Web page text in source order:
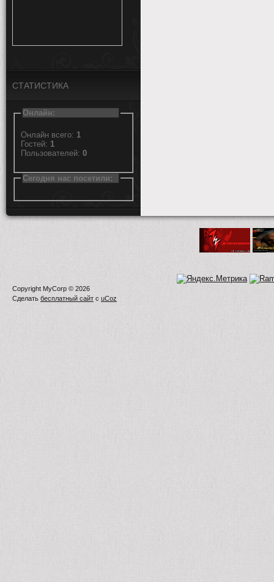
СТАТИСТИКА
Онлайн:
Онлайн всего: 1
Гостей: 1
Пользователей: 0
Сегодня нас посетили:
Copyright MyCorp © 2026
Сделать бесплатный сайт с uCoz